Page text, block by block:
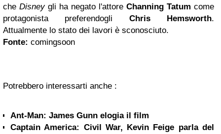
che Disneygli ha negato l'attore Channing Tatum come
protagonista preferendogli Chris Hemsworth.
Attualmente lo stato dei lavori è sconosciuto.
Fonte: comingsoon
Potrebbero interessarti anche :
Ant-Man: James Gunn elogia il film
Captain America: Civil War, Kevin Feige parla del